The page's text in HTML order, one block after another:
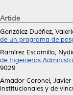
Article
González Duéñez,
de un programa de
Ramírez Escamilla,
de Ingenieros
9029
Amador Coronel,
institucionales y de